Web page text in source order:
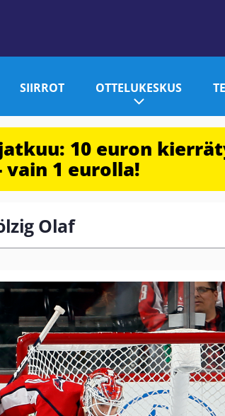
SIIRROT OTTELUKESKUS
10 euron
vain 1 eurolla!
Olaf